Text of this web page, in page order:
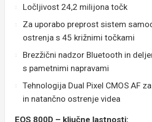
Ločljivost 24,2 milijona točk
Za uporabo preprost sistem
ostrenja s 45 križnimi točkami
Brezžični nadzor Bluetooth in
s pametnimi napravami
Tehnologija Dual Pixel CMOS AF
in natančno ostrenje videa
EOS 800D – ključne lastnosti: